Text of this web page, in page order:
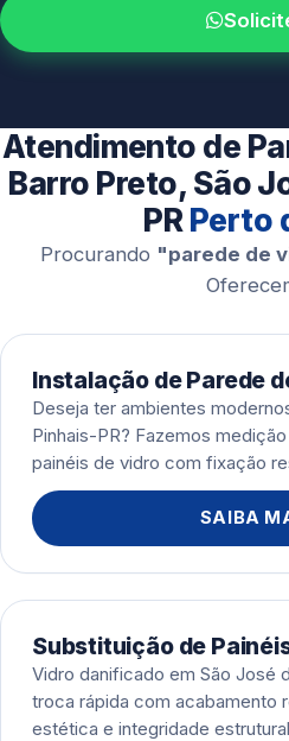
Esquadrias de Alumínio
Atendimento de
Barro Preto, São
PR Perto
Procurando "parede de
Instalação de Parede
Deseja ter ambientes
Pinhais-PR? Fazemos
painéis de vidro com fixação
SAIBA
Substituição de
Vidro danificado em São José
troca rápida com acabamento
estética e integridade